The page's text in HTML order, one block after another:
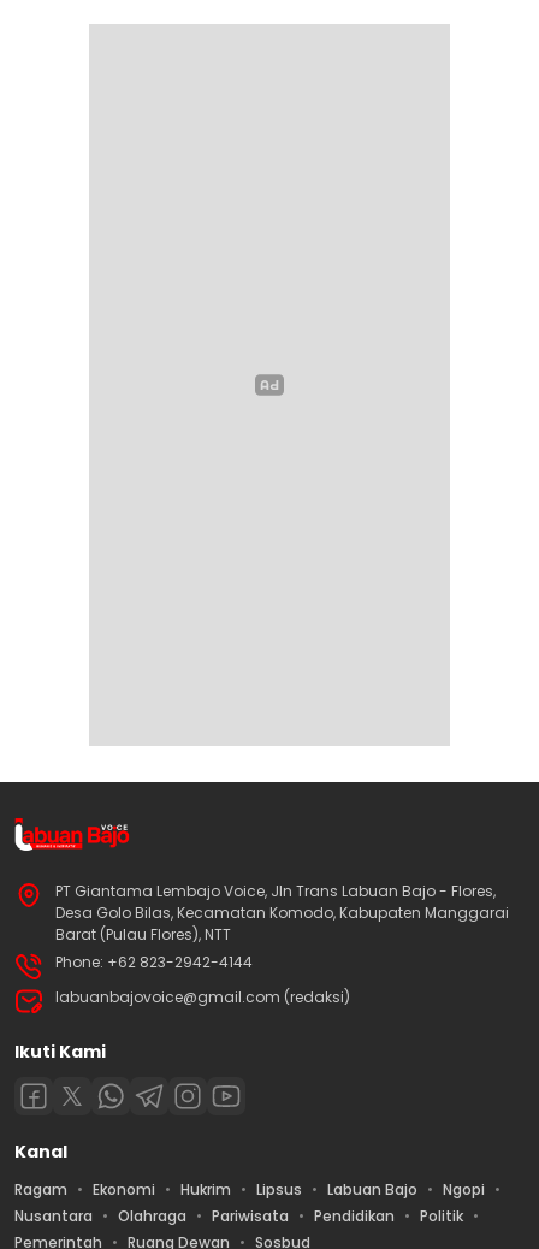
PT Giantama Lembajo Voice, Jln Trans Labuan Bajo - Flores,
Desa Golo Bilas, Kecamatan Komodo, Kabupaten Manggarai
Barat (Pulau Flores), NTT
Phone: +62 823-2942-4144
labuanbajovoice@gmail.com (redaksi)
Ikuti Kami
Kanal
Ragam Ekonomi Hukrim Lipsus Labuan Bajo
Ngopi
Nusantara
Olahraga Pariwisata Pendidikan
Politik
Pemerintah
Ruang Dewan Sosbud